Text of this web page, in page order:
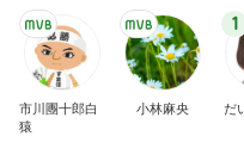
市川團十郎白
猿
小林麻央
1
だ